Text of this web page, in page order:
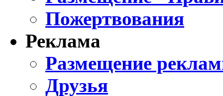
Пожертвования
Реклама
Размещение
Друзья